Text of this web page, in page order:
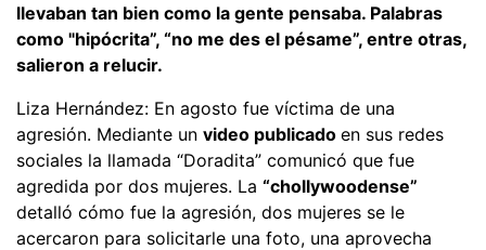
llevaban tan bien como la gente pensaba. Palabras
como "hipócrita”, “no me des el pésame”, entre otras,
salieron a relucir.
Liza Hernández: En agosto fue víctima de una
agresión. Mediante un video publicado en sus redes
sociales la llamada “Doradita” comunicó que fue
agredida por dos mujeres. La “chollywoodense”
detalló cómo fue la agresión, dos mujeres se le
acercaron para solicitarle una foto, una aprovecha